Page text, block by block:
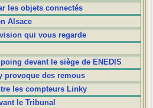
les objets connectés
Alsace
qui vous regarde
devant le siège de ENEDIS
provoque des remous
les compteurs Linky
le Tribunal